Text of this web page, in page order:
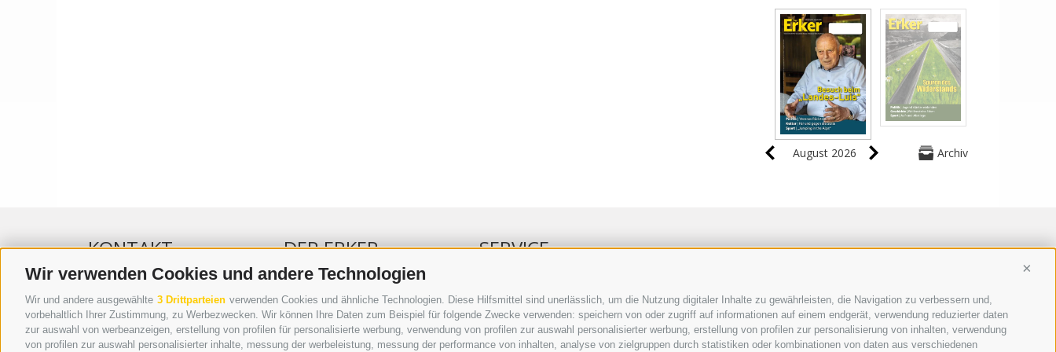
Wir verwenden Cookies und andere Technologien
Wir und andere ausgewählte 3 Drittparteien verwenden Cookies und ähnliche Technologien. Diese Hilfsmittel sind unerlässlich, um die Nutzung digitaler Inhalte zu gewährleisten, die Navigation zu verbessern und,
vorbehaltlich Ihrer Zustimmung, zu Werbezwecken. Wir können Ihre Daten zum Beispiel für folgende Zwecke verwenden: speichern von oder zugriff auf informationen auf einem endgerät, verwendung reduzierter daten
zur auswahl von werbeanzeigen, erstellung von profilen für personalisierte werbung, verwendung von profilen zur auswahl personalisierter werbung, erstellung von profilen zur personalisierung von inhalten, verwendung
von profilen zur auswahl personalisierter inhalte, messung der werbeleistung, messung der performance von inhalten, analyse von zielgruppen durch statistiken oder kombinationen von daten aus verschiedenen
August 2026 Archiv
KONTAKT
WIPP-MEDIA GMBH
DER ERKER
NEUSTADT 20A
DER ERKER
WERBEN IM ERKER
ONLINE-WERBUNG
SEPA-DAUERAUFTRAG
SERVICE
VERANSTALTUNGSKALENDER
KLEINANZEIGER
NÜTZLICHE LINKS